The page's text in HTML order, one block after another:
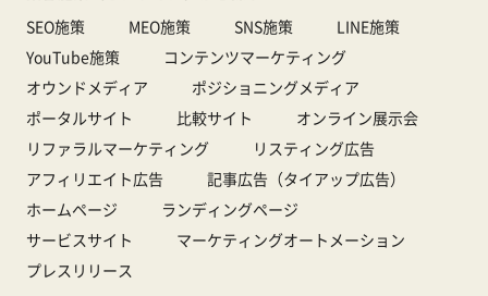
SEO施策
MEO施策 SNS施策
LINE施策
YouTube施策
コンテンツマーケティング
オウンドメディア
ポジショニングメディア
ポータルサイト
比較サイト
オンライン展示会
リファラルマーケティング
リスティング広告
アフィリエイト広告
記事広告（タイアップ広告）
ホームページ
ランディングページ
サービスサイト
マーケティングオートメーション
プレスリリース